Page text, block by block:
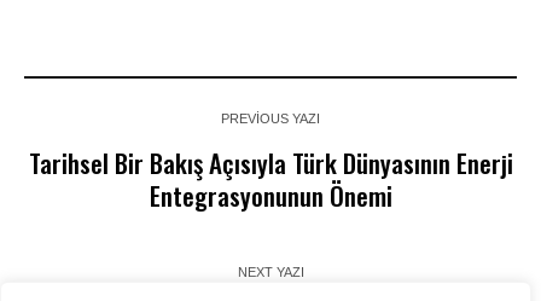
PREVIOUS YAZI
Tarihsel Bir Bakış Açısıyla Türk Dünyasının Enerji
Entegrasyonunun Önemi
NEXT YAZI